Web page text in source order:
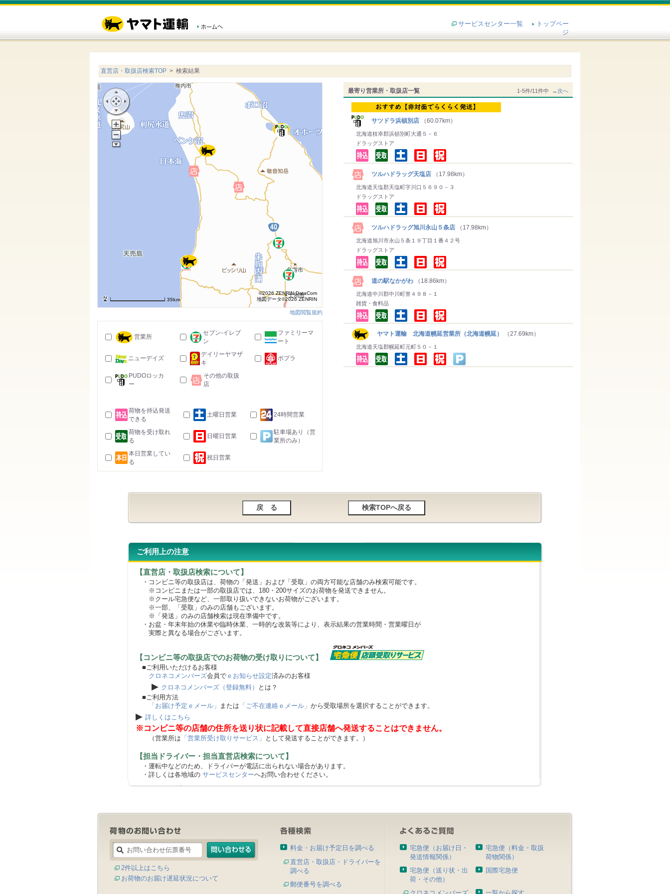
サービスセンター一覧
トップペー
ジ
直営店・取扱店検索TOP > 検索結果
最寄り営業所・取扱店一覧 1-5件/11件中 →次へ
サツドラ浜頓別店 （60.07km）
北海道枝幸郡浜頓別町大通５－６
ドラッグストア
ツルハドラッグ天塩店 （17.98km）
北海道天塩郡天塩町字川口５６９０－３
ドラッグストア
ツルハドラッグ旭川永山５条店 （17.98km）
北海道旭川市永山５条１９丁目１番４２号
ドラッグストア
道の駅なかがわ （18.86km）
北海道中川郡中川町誉４９８－１
雑貨・食料品
ヤマト運輸 北海道幌延営業所（北海道幌延） （27.69km）
北海道天塩郡幌延町元町５０－１
35km
©2026 ZENRIN DataCom
地図データ©2026 ZENRIN
地図閲覧規約
営業所
セブン-イレブ
ン
ファミリーマ
ート
ニューデイズ
デイリーヤマザ
キ
ポプラ
PUDOロッカ
ー
その他の取扱
店
荷物を持込発送
できる
土曜日営業 24時間営業
荷物を受け取れ
る
日曜日営業
駐車場あり（営
業所のみ）
本日営業してい
る
祝日営業
ご利用上の注意
【直営店・取扱店検索について】
・コンビニ等の取扱店は、荷物の「発送」および「受取」の両方可能な店舗のみ検索可能です。
※コンビニまたは一部の取扱店では、180・200サイズのお荷物を発送できません。
※クール宅急便など、一部取り扱いできないお荷物がございます。
※一部、「受取」のみの店舗もございます。
※「発送」のみの店舗検索は現在準備中です。
・お盆・年末年始の休業や臨時休業、一時的な改装等により、表示結果の営業時間・営業曜日が
実際と異なる場合がございます。
【コンビニ等の取扱店でのお荷物の受け取りについて】
■ご利用いただけるお客様
クロネコメンバーズ会員で ｅお知らせ設定済みのお客様
▶ クロネコメンバーズ（登録無料）
とは？
■ご利用方法
「お届け予定ｅメール」 または 「ご不在連絡ｅメール」 から受取場所を選択することができます。
▶ 詳しくはこちら
※コンビニ等の店舗の住所を送り状に記載して直接店舗へ発送することはできません。
（営業所は 「営業所受け取りサービス」 として発送することができます。）
【担当ドライバー・担当直営店検索について】
・運転中などのため、ドライバーが電話に出られない場合があります。
・詳しくは各地域の サービスセンターへお問い合わせください。
2件以上はこちら
お荷物のお届け遅延状況について
料金・お届け予定日を調べる
直営店・取扱店・ドライバーを
調べる
郵便番号を調べる
宅急便（お届け日・
発送情報関係）
宅急便（料金・取扱
荷物関係）
宅急便（送り状・出
荷・その他）
国際宅急便